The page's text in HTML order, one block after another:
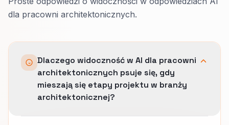
dla pracowni architektonicznych.
Dlaczego widoczność w AI dla pracowni
architektonicznych psuje się, gdy
mieszają się etapy projektu w branży
architektonicznej?